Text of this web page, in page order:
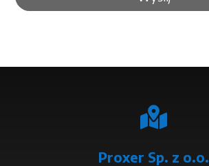

Proxer Sp. z o.o.